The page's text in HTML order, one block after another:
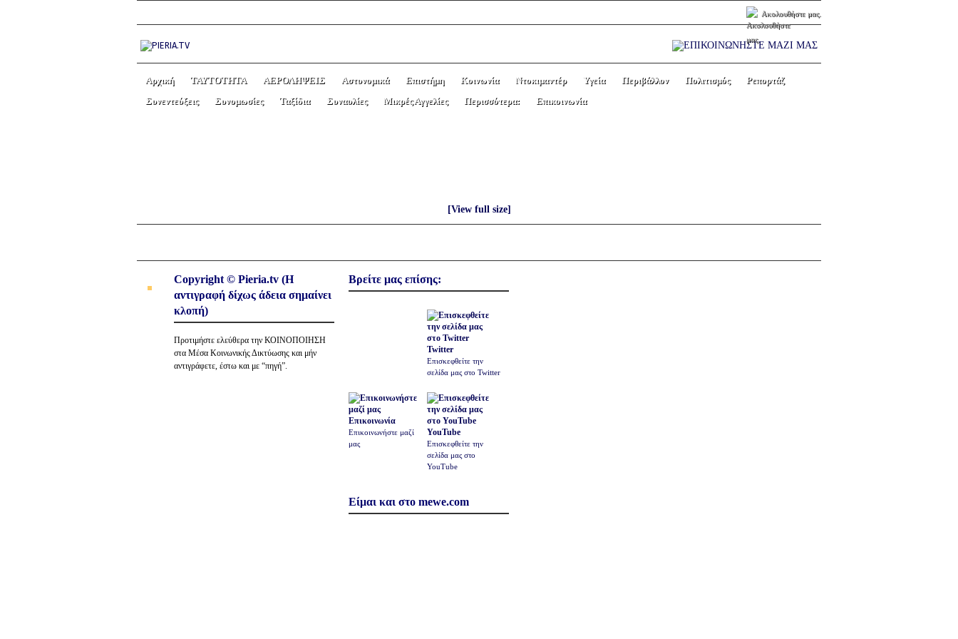
Ακολουθήστε μας.
Αρχική ΤΑΥΤΟΤΗΤΑ ΑΕΡΟΛΗΨΕΙΣ Αστυνομικά Επιστήμη Κοινωνία Ντοκιμαντέρ Υγεία Περιβάλλον Πολιτισμός
Ρεπορτάζ
Συνεντεύξεις
Συνομωσίες Ταξίδια Συναυλίες Μικρές Αγγελίες Περισσότερα: Επικοινωνία
[View full size]
Copyright © Pieria.tv (Η
αντιγραφή δίχως άδεια σημαίνει
κλοπή)
Προτιμήστε ελεύθερα την ΚΟΙΝΟΠΟΙΗΣΗ
στα Μέσα Κοινωνικής Δικτύωσης και μήν
αντιγράφετε, έστω και με “πηγή”.
Βρείτε μας επίσης:
Twitter
Επισκεφθείτε την
σελίδα μας στο Twitter
Επικοινωνία
Επικοινωνήστε μαζί
μας
YouTube
Επισκεφθείτε την
σελίδα μας στο
YouTube
Είμαι και στο mewe.com